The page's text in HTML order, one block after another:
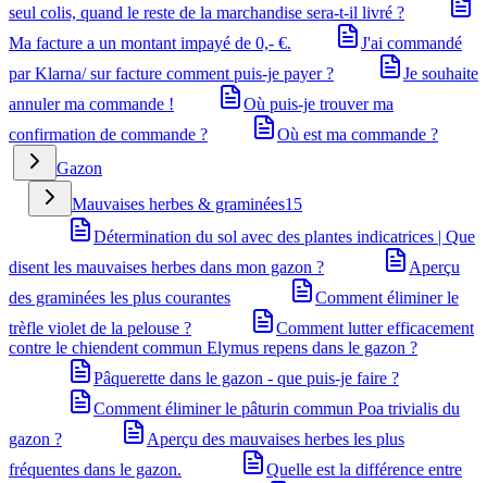
seul colis, quand le reste de la marchandise sera-t-il livré ?
Ma facture a un montant impayé de 0,- €.
J'ai commandé
par Klarna/ sur facture comment puis-je payer ?
Je souhaite
annuler ma commande !
Où puis-je trouver ma
confirmation de commande ?
Où est ma commande ?
Gazon
Mauvaises herbes & graminées15
Détermination du sol avec des plantes indicatrices | Que
disent les mauvaises herbes dans mon gazon ?
Aperçu
des graminées les plus courantes
Comment éliminer le
trèfle violet de la pelouse ?
Comment lutter efficacement
contre le chiendent commun Elymus repens dans le gazon ?
Pâquerette dans le gazon - que puis-je faire ?
Comment éliminer le pâturin commun Poa trivialis du
gazon ?
Aperçu des mauvaises herbes les plus
fréquentes dans le gazon.
Quelle est la différence entre